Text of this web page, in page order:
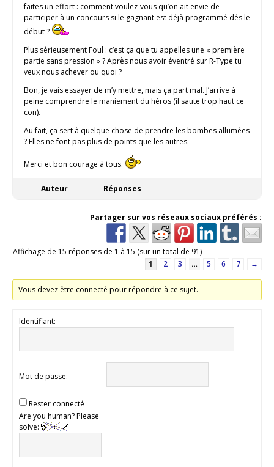
faites un effort : comment voulez-vous qu’on ait envie de
participer à un concours si le gagnant est déjà programmé dés le
début ?
Plus sérieusement Foul : c’est ça que tu appelles une « première
partie sans pression » ? Après nous avoir éventré sur R-Type tu
veux nous achever ou quoi ?
Bon, je vais essayer de m’y mettre, mais ça part mal. J’arrive à
peine comprendre le maniement du héros (il saute trop haut ce
con).
Au fait, ça sert à quelque chose de prendre les bombes allumées
? Elles ne font pas plus de points que les autres.
Merci et bon courage à tous.
Auteur Réponses
Partager sur vos réseaux sociaux préférés :
Affichage de 15 réponses de 1 à 15 (sur un total de 91)
1
2 3 … 5 6 7 →
Vous devez être connecté pour répondre à ce sujet.
Identifiant:
Mot de passe:
Rester connecté
Are you human? Please
solve: